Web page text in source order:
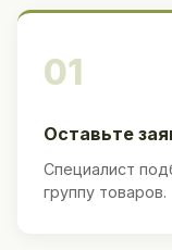
01
Оставьте
Специалист
группу товаров.